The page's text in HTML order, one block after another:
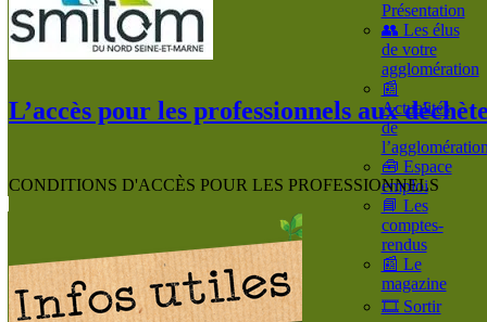
Présentation
👥​ Les élus
de votre
agglomération
📰
Actualités
de
l’agglomération
🧰 Espace
emploi
📘 Les
comptes-
rendus
📰 Le
magazine
🎞️ Sortir
L’accès pour les professionnels aux
CONDITIONS D'ACCÈS POUR LES PROFESSIONNELS